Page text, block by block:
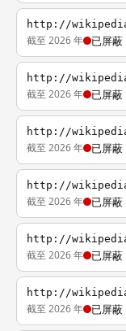
http://
截至 2026 年 已屏蔽
http://
截至 2026 年 已屏蔽
http://
截至 2026 年 已屏蔽
http://
截至 2026 年 已屏蔽
http://
截至 2026 年 已屏蔽
http://
截至 2026 年 已屏蔽